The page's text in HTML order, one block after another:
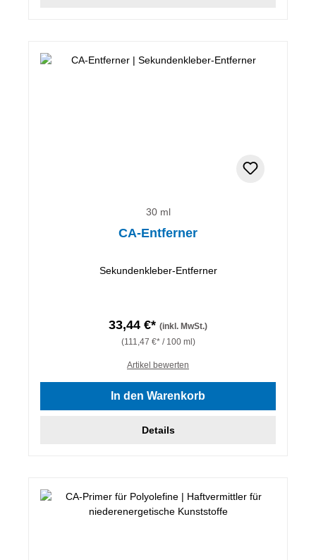
30 ml
CA-Entferner
Sekundenkleber-Entferner
33,44 €* (inkl. MwSt.)
(111,47 €* / 100 ml)
Artikel bewerten
In den Warenkorb
Details